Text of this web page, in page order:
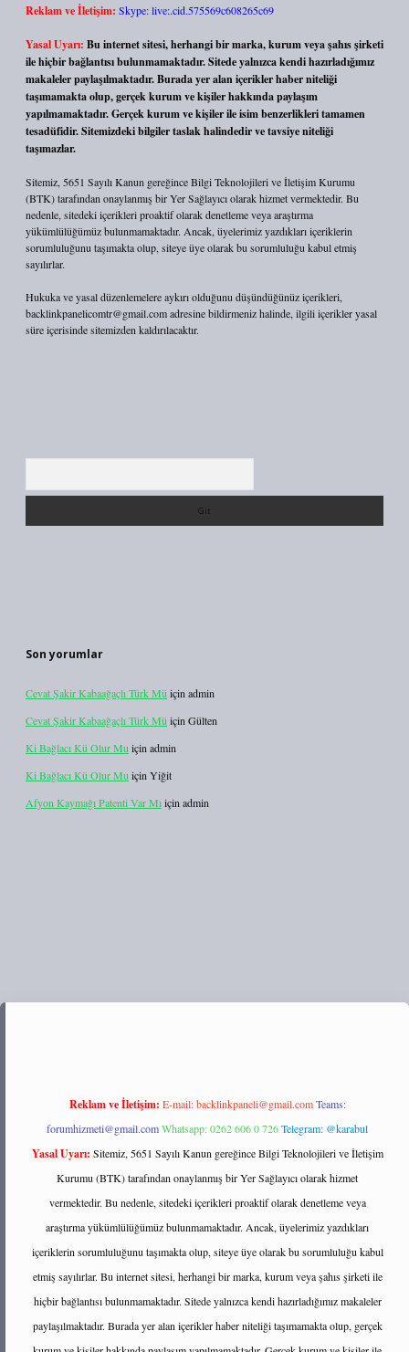
Reklam ve İletişim: Skype: live:.cid.575569c608265c69
Yasal Uyarı: Bu internet sitesi, herhangi bir marka, kurum veya şahıs şirketi
ile hiçbir bağlantısı bulunmamaktadır. Sitede yalnızca kendi hazırladığımız
makaleler paylaşılmaktadır. Burada yer alan içerikler haber niteliği
taşımamakta olup, gerçek kurum ve kişiler hakkında paylaşım
yapılmamaktadır. Gerçek kurum ve kişiler ile isim benzerlikleri tamamen
tesadüfidir. Sitemizdeki bilgiler taslak halindedir ve tavsiye niteliği
taşımazlar.
Sitemiz, 5651 Sayılı Kanun gereğince Bilgi Teknolojileri ve İletişim Kurumu
(BTK) tarafından onaylanmış bir Yer Sağlayıcı olarak hizmet vermektedir. Bu
nedenle, sitedeki içerikleri proaktif olarak denetleme veya araştırma
yükümlülüğümüz bulunmamaktadır. Ancak, üyelerimiz yazdıkları içeriklerin
sorumluluğunu taşımakta olup, siteye üye olarak bu sorumluluğu kabul etmiş
sayılırlar.
Hukuka ve yasal düzenlemelere aykırı olduğunu düşündüğünüz içerikleri,
backlinkpanelicomtr@gmail.comadresine bildirmeniz halinde, ilgili içerikler yasal
süre içerisinde sitemizden kaldırılacaktır.
Son yorumlar
Cevat Şakir Kabaağaçlı Türk Mü için admin
Cevat Şakir Kabaağaçlı Türk Mü için Gülten
Ki Bağlacı Kü Olur Mu için admin
Ki Bağlacı Kü Olur Mu için Yiğit
Afyon Kaymağı Patenti Var Mıiçin admin
Reklam ve İletişim: E-mail:backlinkpaneli@gmail.com Teams:
forumhizmeti@gmail.comWhatsapp: 0262 606 0 726Telegram: @karabul
Yasal Uyarı: Sitemiz, 5651 Sayılı Kanun gereğince Bilgi Teknolojileri ve İletişim
Kurumu (BTK) tarafından onaylanmış bir Yer Sağlayıcı olarak hizmet
vermektedir. Bu nedenle, sitedeki içerikleri proaktif olarak denetleme veya
araştırma yükümlülüğümüz bulunmamaktadır. Ancak, üyelerimiz yazdıkları
içeriklerin sorumluluğunu taşımakta olup, siteye üye olarak bu sorumluluğu kabul
etmiş sayılırlar. Bu internet sitesi, herhangi bir marka, kurum veya şahıs şirketi ile
hiçbir bağlantısı bulunmamaktadır. Sitede yalnızca kendi hazırladığımız makaleler
paylaşılmaktadır. Burada yer alan içerikler haber niteliği taşımamakta olup, gerçek